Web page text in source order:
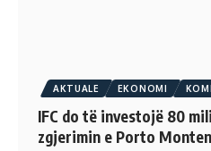
AKTUALE EKONOMI
IFC do të investojë 80
zgjerimin e Porto